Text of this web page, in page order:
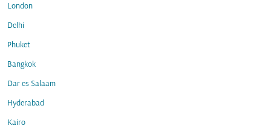
London
Delhi
Phuket
Bangkok
Dar es Salaam
Hyderabad
Kairo